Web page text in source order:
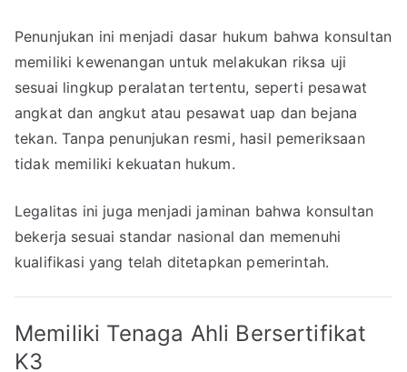
Penunjukan ini menjadi dasar hukum bahwa konsultan
memiliki kewenangan untuk melakukan riksa uji
sesuai lingkup peralatan tertentu, seperti pesawat
angkat dan angkut atau pesawat uap dan bejana
tekan. Tanpa penunjukan resmi, hasil pemeriksaan
tidak memiliki kekuatan hukum.
Legalitas ini juga menjadi jaminan bahwa konsultan
bekerja sesuai standar nasional dan memenuhi
kualifikasi yang telah ditetapkan pemerintah.
Memiliki Tenaga Ahli Bersertifikat
K3